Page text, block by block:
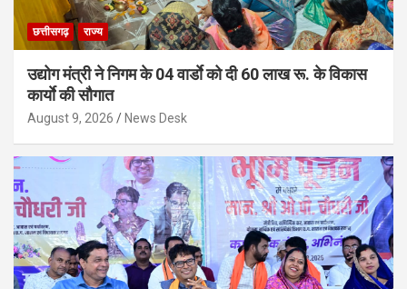
छत्तीसगढ़ राज्य
उद्योग मंत्री ने निगम के 04 वार्डाे को दी 60 लाख रू. के विकास
कार्याे की सौगात
August 9, 2026 News Desk